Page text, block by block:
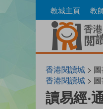
to
教城主頁 教
香港閱讀城 >
香港閱讀城 >
讀易經‧